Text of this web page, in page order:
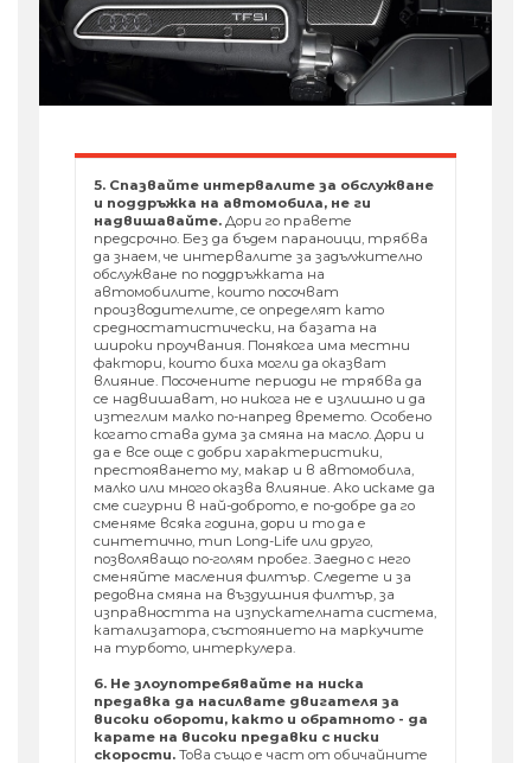
5. Спазвайте интервалите за обслужване
и поддръжка на автомобила, не ги
надвишавайте. Дори го правете
предсрочно. Без да бъдем параноици, трябва
да знаем, че интервалите за задължително
обслужване по поддръжката на
автомобилите, които посочват
производителите, се определят като
средностатистически, на базата на
широки проучвания. Понякога има местни
фактори, които биха могли да оказват
влияние. Посочените периоди не трябва да
се надвишават, но никога не е излишно и да
изтеглим малко по-напред времето. Особено
когато става дума за смяна на масло. Дори и
да е все още с добри характеристики,
престояването му, макар и в автомобила,
малко или много оказва влияние. Ако искаме да
сме сигурни в най-доброто, е по-добре да го
сменяме всяка година, дори и то да е
синтетично, тип Long-Life или друго,
позволяващо по-голям пробег. Заедно с него
сменяйте масления филтър. Следете и за
редовна смяна на въздушния филтър, за
изправността на изпускателната система,
катализатора, състоянието на маркучите
на турбото, интеркулера.
6. Не злоупотребявайте на ниска
предавка да насилвате двигателя за
високи обороти, както и обратното - да
карате на високи предавки с ниски
скорости. Това също е част от обичайните